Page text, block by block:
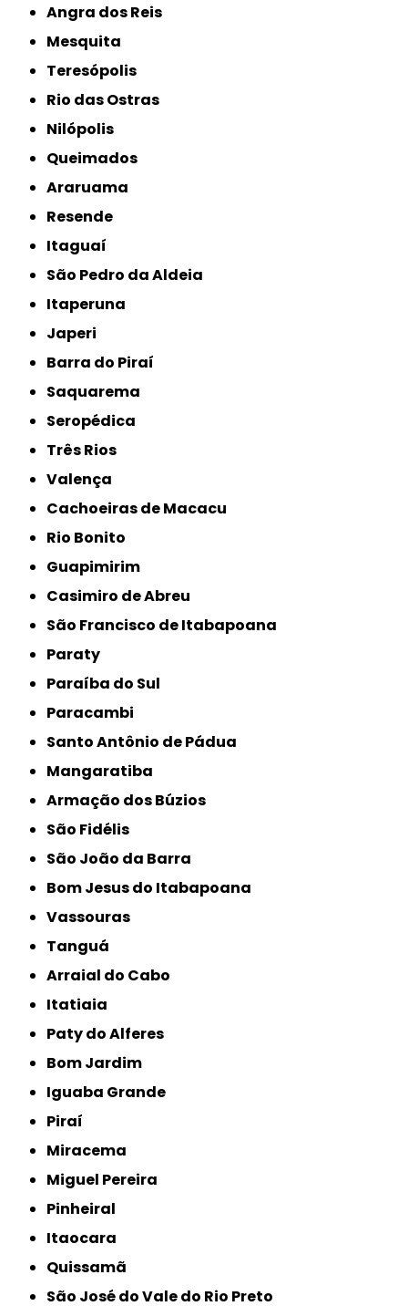
Angra dos Reis
Mesquita
Teresópolis
Rio das Ostras
Nilópolis
Queimados
Araruama
Resende
Itaguaí
São Pedro da Aldeia
Itaperuna
Japeri
Barra do Piraí
Saquarema
Seropédica
Três Rios
Valença
Cachoeiras de Macacu
Rio Bonito
Guapimirim
Casimiro de Abreu
São Francisco de Itabapoana
Paraty
Paraíba do Sul
Paracambi
Santo Antônio de Pádua
Mangaratiba
Armação dos Búzios
São Fidélis
São João da Barra
Bom Jesus do Itabapoana
Vassouras
Tanguá
Arraial do Cabo
Itatiaia
Paty do Alferes
Bom Jardim
Iguaba Grande
Piraí
Miracema
Miguel Pereira
Pinheiral
Itaocara
Quissamã
São José do Vale do Rio Preto